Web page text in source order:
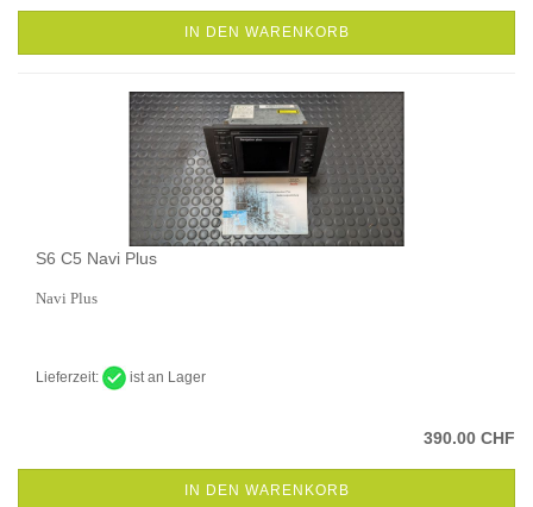
IN DEN WARENKORB
S6 C5 Navi Plus
Navi Plus
Lieferzeit: ist an Lager
390.00 CHF
IN DEN WARENKORB